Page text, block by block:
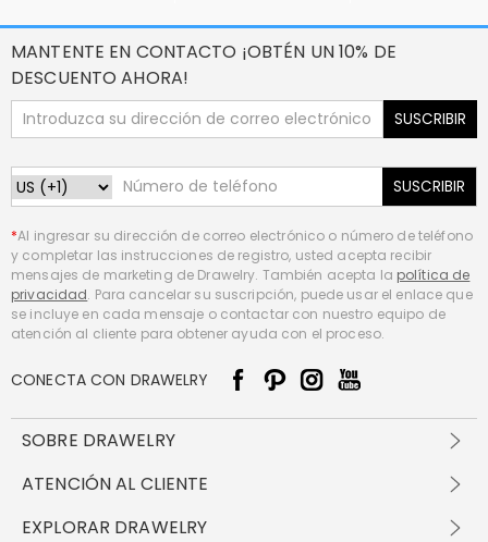
MANTENTE EN CONTACTO ¡OBTÉN UN 10% DE
DESCUENTO AHORA!
SUSCRIBIR
SUSCRIBIR
*Al ingresar su dirección de correo electrónico o número de teléfono
y completar las instrucciones de registro, usted acepta recibir
mensajes de marketing de Drawelry. También acepta la política de
privacidad. Para cancelar su suscripción, puede usar el enlace que
se incluye en cada mensaje o contactar con nuestro equipo de
atención al cliente para obtener ayuda con el proceso.
CONECTA CON DRAWELRY
SOBRE DRAWELRY
Sobre nosotros
política de privacidad
ATENCIÓN AL CLIENTE
Envío y entrega
EXPLORAR DRAWELRY